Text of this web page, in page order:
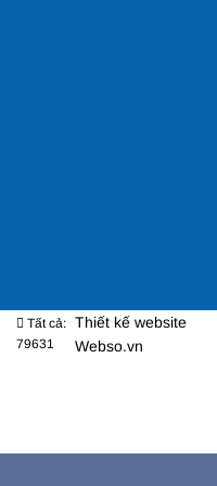
Tất cả:
79631
Thiết kế website
Webso.vn